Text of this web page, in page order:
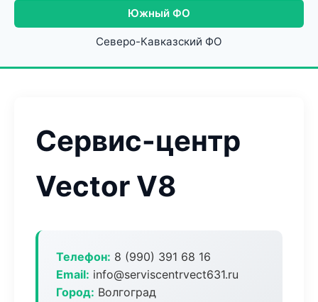
Южный ФО
Северо-Кавказский ФО
Сервис-центр
Vector V8
Телефон: 8 (990) 391 68 16
Email: info@serviscentrvect631.ru
Город: Волгоград